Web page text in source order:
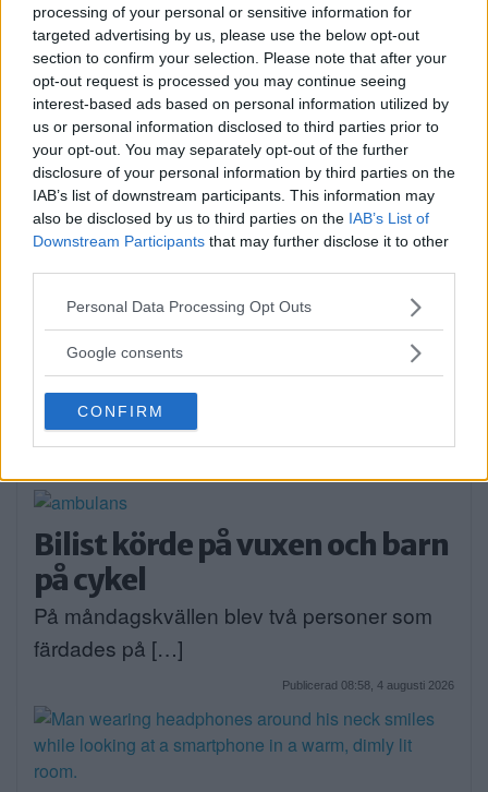
processing of your personal or sensitive information for
targeted advertising by us, please use the below opt-out
section to confirm your selection. Please note that after your
opt-out request is processed you may continue seeing
interest-based ads based on personal information utilized by
us or personal information disclosed to third parties prior to
your opt-out. You may separately opt-out of the further
disclosure of your personal information by third parties on the
IAB’s list of downstream participants. This information may
also be disclosed by us to third parties on the IAB’s List of
Downstream Participants that may further disclose it to other
Please note that this website/app uses one or more Google
not limited to your visit or usage behaviour. You may click to
use your data for below specified purposes in below Google
consent section.
Personal Data Processing Opt Outs
Google consents
CONFIRM
Elsparkcyklister till sjukhus
efter olycka
På onsdagskvällen körde en elsparkcykel in
i en […]
Publicerad 09:51, 6 augusti 2026
Alice, 17, sätter upp egen
musikal – här är de största
utmaningarna
Alice Stenberg är 17 år och har skrivit, […]
Bilist körde på vuxen och barn
på cykel
På måndagskvällen blev två personer som
färdades på […]
Publicerad 08:58, 4 augusti 2026